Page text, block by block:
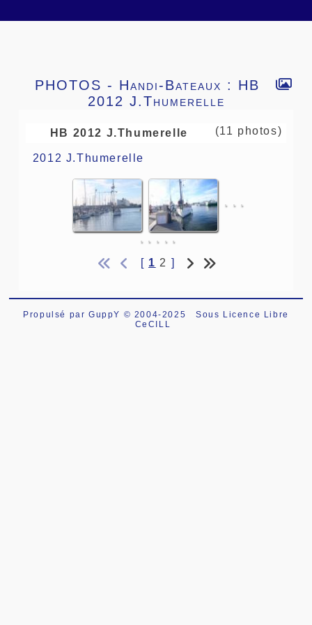
PHOTOS - Handi-Bateaux : HB
2012 J.Thumerelle
HB 2012 J.Thumerelle (11 photos)
2012 J.Thumerelle
[ 1 2 ]
Propulsé par GuppY © 2004-2025
Sous Licence Libre
CeCILL